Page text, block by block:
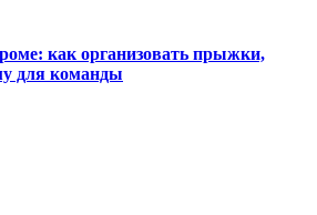
как организовать прыжки,
для команды